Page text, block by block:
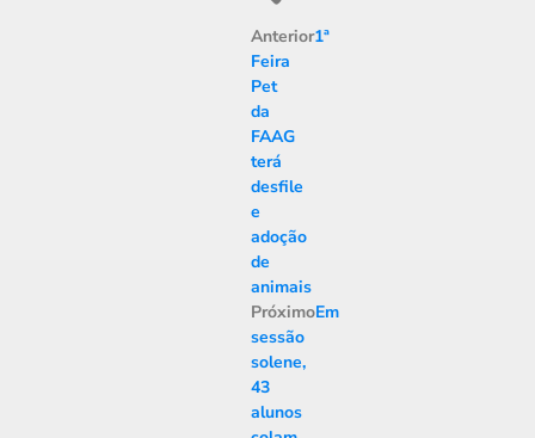
Anterior1ª
Feira
Pet
da
FAAG
terá
desfile
e
adoção
de
animais
PróximoEm
sessão
solene,
43
alunos